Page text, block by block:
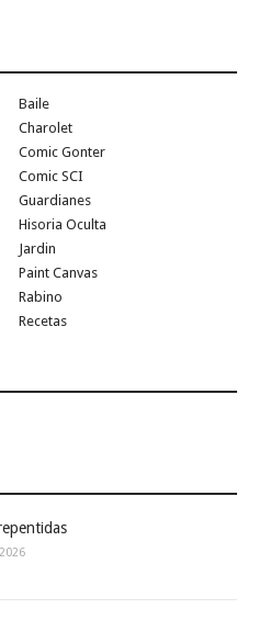
Baile
Charolet
Comic Gonter
Comic SCI
Guardianes
Hisoria Oculta
Jardin
Paint Canvas
Rabino
Recetas